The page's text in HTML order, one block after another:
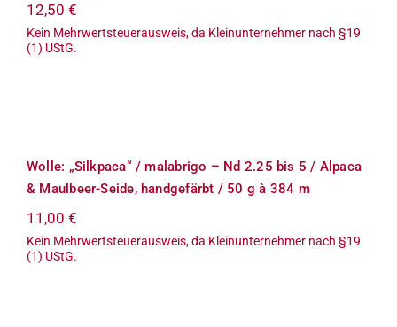
12,50 €
Kein Mehrwertsteuerausweis, da Kleinunternehmer nach §19
(1) UStG.
Wolle: „Silkpaca“ / malabrigo – Nd 2.25 bis 5 / Alpaca
& Maulbeer-Seide, handgefärbt / 50 g à 384 m
11,00 €
Kein Mehrwertsteuerausweis, da Kleinunternehmer nach §19
(1) UStG.